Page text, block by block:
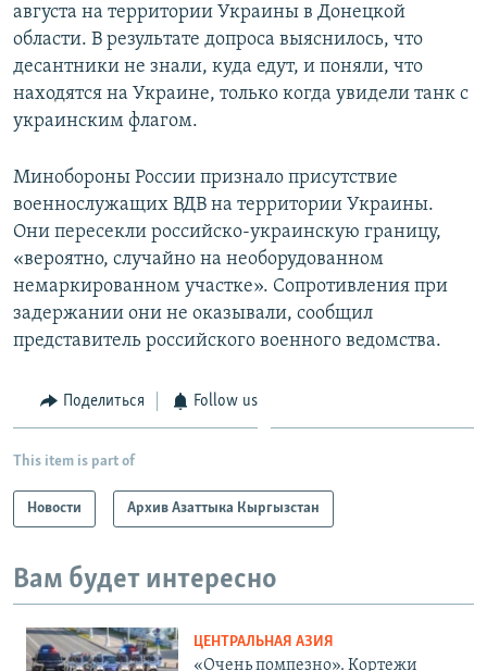
августа на территории Украины в Донецкой
области. В результате допроса выяснилось, что
десантники не знали, куда едут, и поняли, что
находятся на Украине, только когда увидели танк с
украинским флагом.
Минобороны России признало присутствие
военнослужащих ВДВ на территории Украины.
Они пересекли российско-украинскую границу,
«вероятно, случайно на необорудованном
немаркированном участке». Сопротивления при
задержании они не оказывали, сообщил
представитель российского военного ведомства.
Поделиться Follow us
This item is part of
Новости Архив Азаттыка Кыргызстан
Вам будет интересно
ЦЕНТРАЛЬНАЯ АЗИЯ
«Очень помпезно». Кортежи